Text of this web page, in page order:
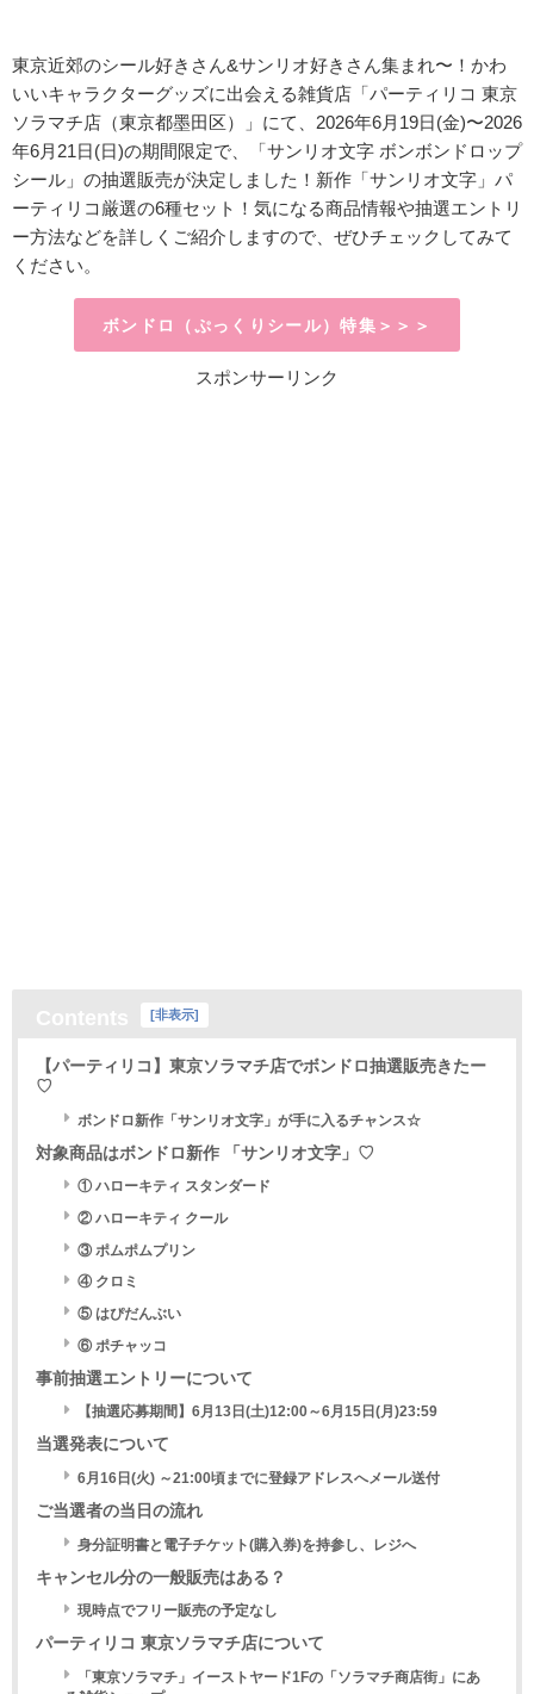
東京近郊のシール好きさん&サンリオ好きさん集まれ〜！かわ
いいキャラクターグッズに出会える雑貨店 「パーティリコ 東京
ソラマチ店（東京都墨田区）」にて、2026年6月19日(金)〜2026
年6月21日(日)の期間限定で、「サンリオ文字 ボンボンドロップ
シール」の抽選販売が決定しました！新作「サンリオ文字」パ
ーティリコ厳選の6種セット！ 気になる商品情報や抽選エントリ
ー方法などを詳しくご紹介しますので、ぜひチェックしてみて
ください。
ボンドロ（ぷっくりシール）特集＞＞＞
スポンサーリンク
非表示
【パーティリコ】東京ソラマチ店でボンドロ抽選販売きたー
♡
ボンドロ新作「サンリオ文字」が手に入るチャンス☆
対象商品はボンドロ新作 「サンリオ文字」♡
① ハローキティ スタンダード
② ハローキティ クール
③ ポムポムプリン
④ クロミ
⑤ はぴだんぶい
⑥ ポチャッコ
事前抽選エントリーについて
【抽選応募期間】6月13日(土)12:00～6月15日(月)23:59
当選発表について
6月16日(火) ～21:00頃までに登録アドレスへメール送付
ご当選者の当日の流れ
身分証明書と電子チケット(購入券)を持参し、レジへ
キャンセル分の一般販売はある？
現時点でフリー販売の予定なし
パーティリコ 東京ソラマチ店について
「東京ソラマチ」イーストヤード1Fの「ソラマチ商店街」にあ